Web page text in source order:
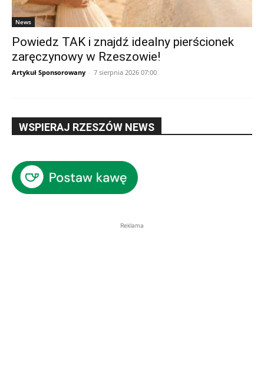
News
Powiedz TAK i znajdź idealny pierścionek
zaręczynowy w Rzeszowie!
Artykuł Sponsorowany - 7 sierpnia 2026 07:00
WSPIERAJ RZESZÓW NEWS
Reklama